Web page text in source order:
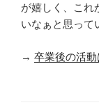
が嬉しく、これ
いなぁと思って
→ 卒業後の活